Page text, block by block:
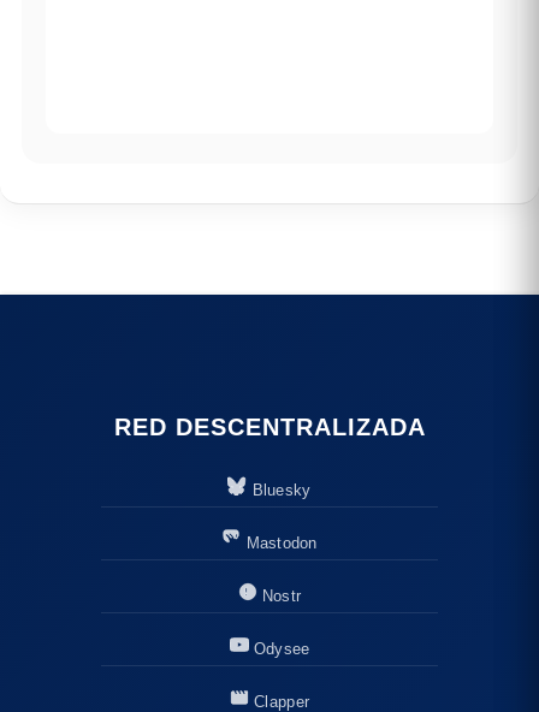
RED DESCENTRALIZADA
Bluesky
Mastodon
Nostr
Odysee
Clapper